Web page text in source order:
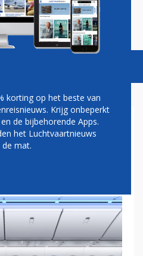
Vacatures
OPLOSSING
korting op het beste van
Krijg onbeperkt
de bijbehorende Apps.
het Luchtvaartnieuws
mat.